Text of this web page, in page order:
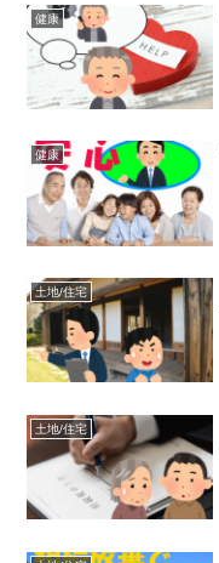
健康
健康
土地/住宅
土地/住宅